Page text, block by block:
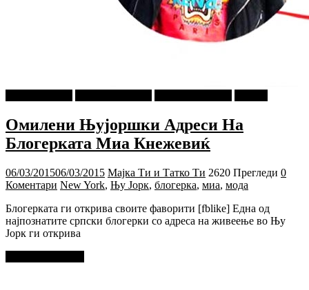
Омилени Њујоршки Адреси На
Блогерката Миа Кнежевиќ
06/03/201506/03/2015 Мајка Ти и Татко Ти 2620 Прегледи 0
Коментари New York, Њу Јорк, блогерка, миа, мода
Блогерката ги открива своите фаворити [fblike] Една од
најпознатите српски блогерки со адреса на живеење во Њу
Јорк ги открива